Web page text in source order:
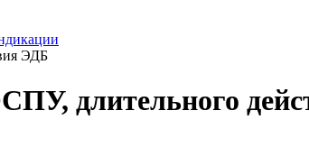
ЭДБ
длительного